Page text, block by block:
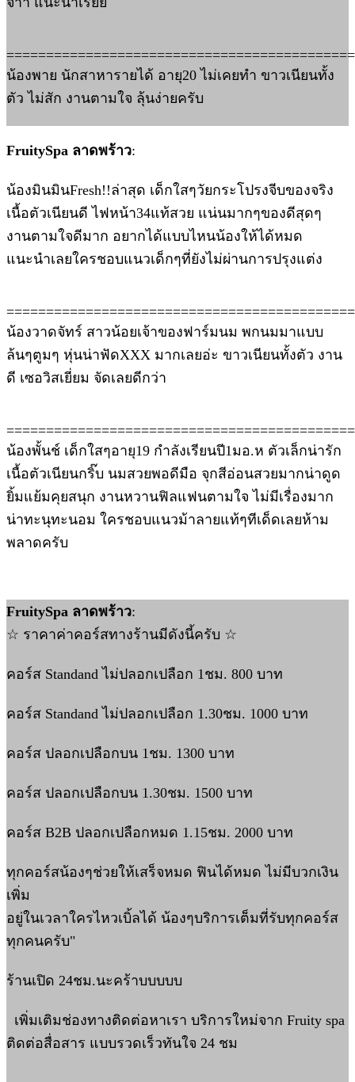
น้องพาย นักสาหารายได้ อายุ20 ไม่เคยทำ ขาวเนียนทั้ง
ตัว ไม่สัก งานตามใจ ลุ้นง่ายครับ
FruitySpa ลาดพร้าว:
น้องมินมินFresh!!ล่าสุด เด็กใสๆวัยกระโปรงจีบของจริง
เนื้อตัวเนียนดี ไฟหน้า34แท้สวย แน่นมากๆของดีสุดๆ
งานตามใจดีมาก อยากได้แบบไหนน้องให้ได้หมด
แนะนำเลยใครชอบแนวเด็กๆที่ยังไม่ผ่านการปรุงแต่ง
น้องวาดจัทร์ สาวน้อยเจ้าของฟาร์มนม พกนมมาแบบ
ล้นๆตูมๆ หุ่นน่าฟัดXXX มากเลยอ่ะ ขาวเนียนทั้งตัว งาน
ดี เซอวิสเยี่ยม จัดเลยดีกว่า
น้องพั้นช์ เด็กใสๆอายุ19 กำลังเรียนปี1มอ.ห ตัวเล็กน่ารัก
เนื้อตัวเนียนกริ๊บ นมสวยพอดีมือ จุกสีอ่อนสวยมากน่าดูด
ยิ้มแย้มคุยสนุก งานหวานฟิลแฟนตามใจ ไม่มีเรื่องมาก
น่าทะนุทะนอม ใครชอบแนวม้าลายแท้ๆทีเด็ดเลยห้าม
พลาดครับ
FruitySpa ลาดพร้าว:
☆ ราคาค่าคอร์สทางร้านมีดังนี้ครับ ☆
คอร์ส Standand ไม่ปลอกเปลือก 1ชม. 800 บาท
คอร์ส Standand ไม่ปลอกเปลือก 1.30ชม. 1000 บาท
คอร์ส ปลอกเปลือกบน 1ชม. 1300 บาท
คอร์ส ปลอกเปลือกบน 1.30ชม. 1500 บาท
คอร์ส B2B ปลอกเปลือกหมด 1.15ชม. 2000 บาท
ทุกคอร์สน้องๆช่วยให้เสร็จหมด ฟินได้หมด ไม่มีบวกเงิน
เพิ่ม
อยู่ในเวลาใครไหวเบิ้ลได้ น้องๆบริการเต็มที่รับทุกคอร์ส
ทุกคนครับ"
ร้านเปิด 24ชม.นะคร้าบบบบบ
เพิ่มเติมช่องทางติดต่อหาเรา บริการใหม่จาก Fruity spa
ติดต่อสื่อสาร แบบรวดเร็วทันใจ 24 ชม